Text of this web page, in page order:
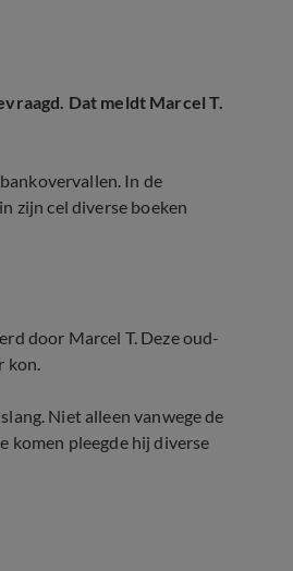
Dat meldt Marcel T.
In de
zijn cel diverse boeken
door Marcel T. Deze oud-
kon.
Niet alleen vanwege de
komen pleegde hij diverse